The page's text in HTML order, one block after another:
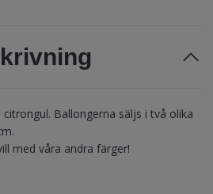
citrongul. Ballongerna säljs i två olika
med våra andra färger!